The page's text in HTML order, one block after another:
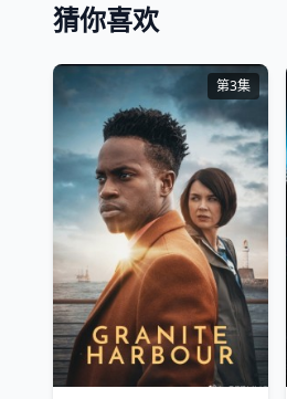
猜你喜欢
第3集